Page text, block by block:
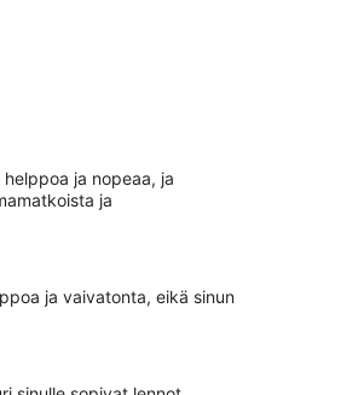
ja nopeaa, ja
ja
ja vaivatonta, eikä sinun